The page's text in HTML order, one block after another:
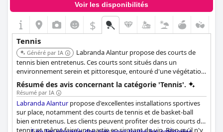
Voir les disponibilités
$
Tennis
Généré par IA
Labranda Alantur propose des courts de
tennis bien entretenus. Ces courts sont situés dans un
environnement serein et pittoresque, entouré d'une végétation
luxuriante.
Résumé des avis concernant la catégorie 'Tennis'.
Résumé par IA
Labranda Alanturpropose d'excellentes installations sportives
sur place, notamment des courts de tennis et de basket-ball
bien entretenus. Les clients peuvent profiter des trois courts de
tennis et même faire une partie en sirotant du vin. Bien qu'il n'y